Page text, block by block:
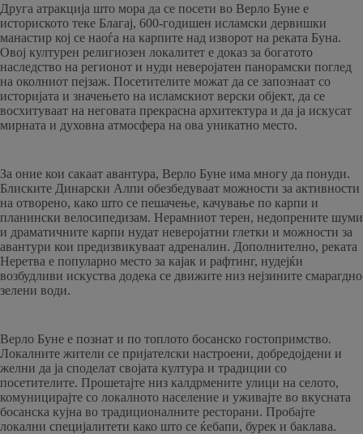
Друга атракција што мора да се посети во Верло Буне е
историското теке Благај, 600-годишен исламски дервишки
манастир кој се наоѓа на карпите над изворот на реката Буна.
Овој културен религиозен локалитет е доказ за богатото
наследство на регионот и нуди неверојатен панорамски поглед
на околниот пејзаж. Посетителите можат да се запознаат со
историјата и значењето на исламскиот верски објект, да се
восхитуваат на неговата прекрасна архитектура и да ја искусат
мирната и духовна атмосфера на ова уникатно место.
За оние кои сакаат авантура, Верло Буне има многу да понуди.
Блиските Динарски Алпи обезбедуваат можности за активности
на отворено, како што се пешачење, качување по карпи и
планински велосипедизам. Нерамниот терен, недопрените шуми
и драматичните карпи нудат неверојатни глетки и можности за
авантури кои предизвикуваат адреналин. Дополнително, реката
Неретва е популарно место за кајак и рафтинг, нудејќи
возбудливи искуства додека се движите низ нејзините смарагдно
зелени води.
Верло Буне е познат и по топлото босанско гостопримство.
Локалните жители се пријателски настроени, добредојдени и
желни да ја споделат својата култура и традиции со
посетителите. Прошетајте низ калдрмените улици на селото,
комуницирајте со локалното население и уживајте во вкусната
босанска кујна во традиционалните ресторани. Пробајте
локални специјалитети како што се ќебапи, бурек и баклава.